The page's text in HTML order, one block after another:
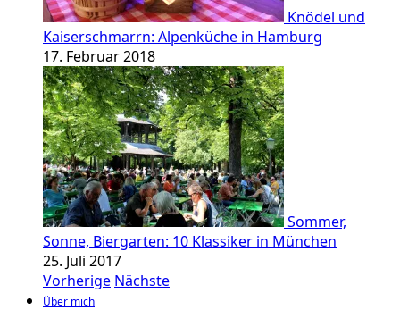
Knödel und
Kaiserschmarrn: Alpenküche in Hamburg
17. Februar 2018
Sommer,
Sonne, Biergarten: 10 Klassiker in München
25. Juli 2017
Vorherige Nächste
Über mich